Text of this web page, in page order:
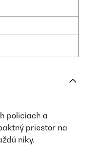
policiach a
priestor na
niky.